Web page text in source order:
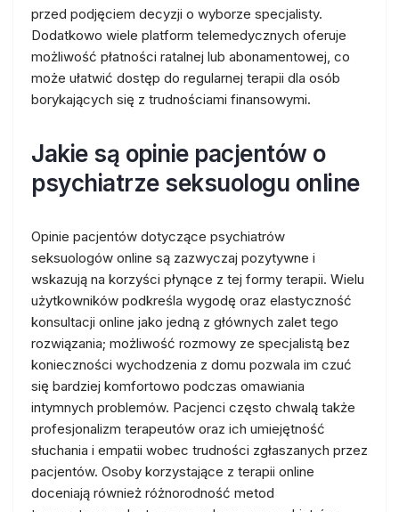
przed podjęciem decyzji o wyborze specjalisty.
Dodatkowo wiele platform telemedycznych oferuje
możliwość płatności ratalnej lub abonamentowej, co
może ułatwić dostęp do regularnej terapii dla osób
borykających się z trudnościami finansowymi.
Jakie są opinie pacjentów o
psychiatrze seksuologu online
Opinie pacjentów dotyczące psychiatrów
seksuologów online są zazwyczaj pozytywne i
wskazują na korzyści płynące z tej formy terapii. Wielu
użytkowników podkreśla wygodę oraz elastyczność
konsultacji online jako jedną z głównych zalet tego
rozwiązania; możliwość rozmowy ze specjalistą bez
konieczności wychodzenia z domu pozwala im czuć
się bardziej komfortowo podczas omawiania
intymnych problemów. Pacjenci często chwalą także
profesjonalizm terapeutów oraz ich umiejętność
słuchania i empatii wobec trudności zgłaszanych przez
pacjentów. Osoby korzystające z terapii online
doceniają również różnorodność metod